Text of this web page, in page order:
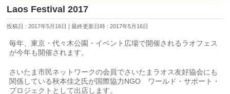
Laos Festival 2017
投稿日 : 2017年5月16日 最終更新日時 : 2017年5月16日
毎年、東京・代々木公園・イベント広場で開催されるラオフェス
が今年も開催されます。
さいたま市民ネットワークの会員でさいたまラオス友好協会にも
関係している秋本佳之氏が国際協力NGO ワールド・サポート・
プロジェクトとして出店します。